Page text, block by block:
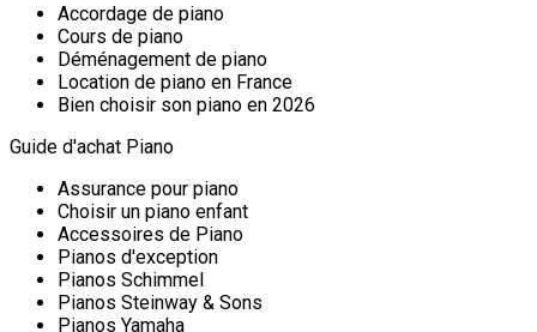
Accordage de piano
Cours de piano
Déménagement de piano
Location de piano en France
Bien choisir son piano en 2026
Guide d'achat Piano
Assurance pour piano
Choisir un piano enfant
Accessoires de Piano
Pianos d'exception
Pianos Schimmel
Pianos Steinway & Sons
Pianos Yamaha